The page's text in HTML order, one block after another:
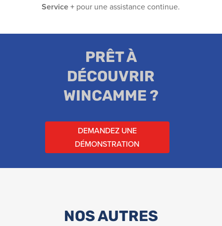
Service + pour une assistance continue.
PRÊT À
DÉCOUVRIR
WINCAMME ?
DEMANDEZ UNE
DÉMONSTRATION
NOS AUTRES